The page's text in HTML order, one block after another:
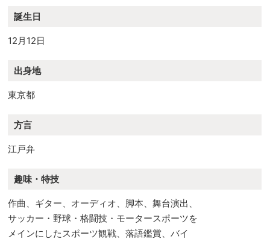
誕生日
12月12日
出身地
東京都
方言
江戸弁
趣味・特技
作曲、ギター、オーディオ、脚本、舞台演出、
サッカー・野球・格闘技・モータースポーツを
メインにしたスポーツ観戦、落語鑑賞、バイ